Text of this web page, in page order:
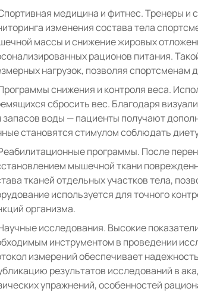
медицина и фитнес. Тренеры и
изменения состава тела
массы и снижение жировых
рационов питания.
нагрузок, позволяя спортсменам
снижения и контроля веса.
сбросить вес. Благодаря
запасов воды — пациенты получают
становятся стимулом соблюдать
программы. После
мышечной ткани
тканей отдельных участков тела,
используется для точного
организма.
исследования. Высокие
инструментом в проведении
измерений обеспечивает
результатов исследований в
упражнений, особенностей